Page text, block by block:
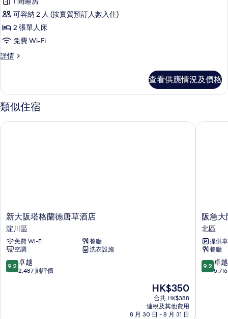
有
客
房,
張
人
床
的
相
可容納 2 人 (按實質預訂人數入住)
2 張單人床
免費 Wi-Fi
詳情
客
單
人
床
情
查看供應情況及價格
類似住宿
新
大
阪
塔
格
蘭
德
新大阪塔格蘭德唐草酒店
淀川區
免費 Wi-Fi
餐廳
空調
洗衣設施
9.2
分
9.2 卓越
2,487 則評價
現
售
HK$350
HK$350
合共 HK$388
連稅及其他費用
8 月 30 日 - 8 月 31 日
新大阪塔格蘭德唐草酒店
阪
急
大
阪
龍
仕
柏
阪急
北區
提供
餐廳
9.2
分
9.2 卓越
阪急大